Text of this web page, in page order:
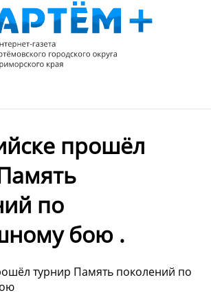
прошёл
по
бою .
турнир Память поколений по